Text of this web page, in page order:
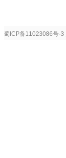
蜀ICP备11023086号-3